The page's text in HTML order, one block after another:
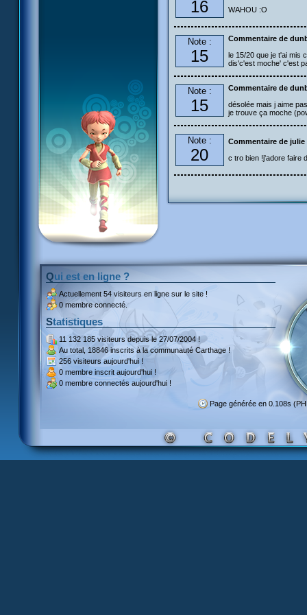
16
WAHOU :O
Note :
15
Commentaire de
le 15/20 que je t'ai mis
dis'c'est moche' c'est
Note :
15
Commentaire de
désolée mais j aime
je trouve ça moche
Note :
20
Commentaire de julie
c tro bien !j'adore faire
Qui est en ligne ?
Actuellement 54 visiteurs en ligne sur le site !
0 membre connecté.
Statistiques
11 132 185 visiteursdepuis le 27/07/2004 !
Au total, 18846 inscritsà la communauté Carthage !
256 visiteurs aujourd'hui !
0 membre inscrit aujourd'hui !
0 membre connectés aujourd'hui !
Page générée en 0.108s